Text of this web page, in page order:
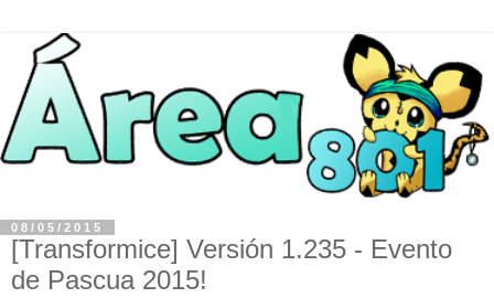
08/05/2015
[Transformice] Versión 1.235 - Evento
de Pascua 2015!